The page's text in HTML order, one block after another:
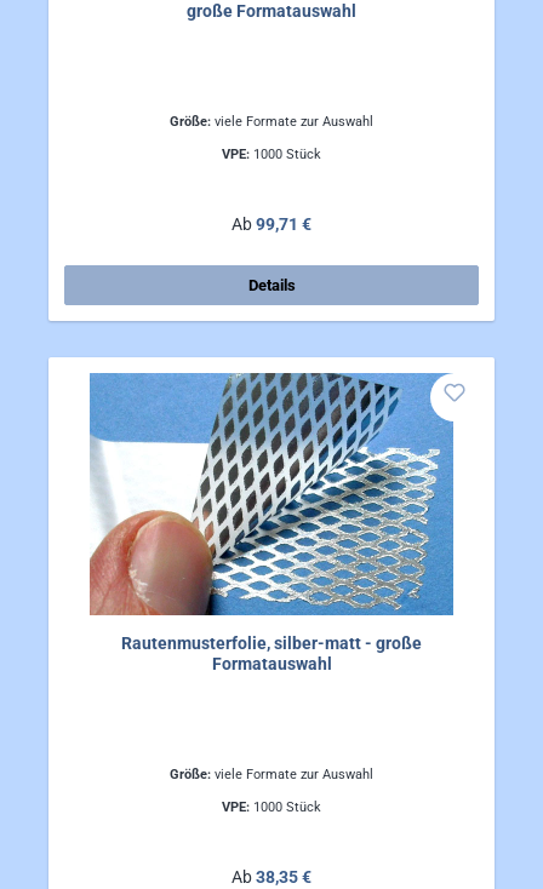
große Formatauswahl
Größe: viele Formate zur Auswahl
VPE: 1000 Stück
Regulärer Preis:
Ab99,71 €
Details
Rautenmusterfolie, silber-matt - große
Formatauswahl
Größe: viele Formate zur Auswahl
VPE: 1000 Stück
Regulärer Preis:
Ab38,35 €